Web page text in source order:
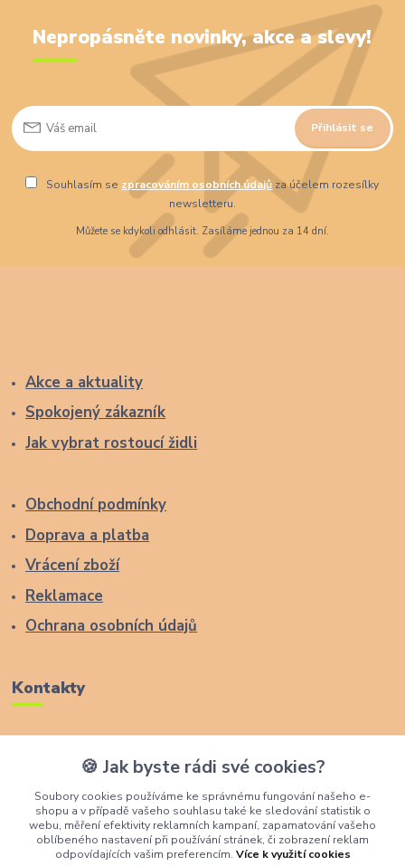
Nepropásněte novinky, akce a slevy!
Přihlásit se
Souhlasím se zpracováním osobních údajů za účelem rozesílky
newsletteru.
Můžete se kdykoli odhlásit. Zasíláme jednou za 14 dní.
Akce a aktuality
Spokojený zákazník
Jak vybrat rostoucí židli
Obchodní podmínky
Doprava a platba
Vrácení zboží
Reklamace
Ochrana osobních údajů
Kontakty
+420 774 291 043
info@rostouci-zidle.cz
🍪 Jak byste rádi své cookies?
Soubory cookies používáme ke správnému fungování našeho e-
shopu a v případě vašeho souhlasu také ke sledování statistik o
webu, měření efektivity reklamních kampaní, zapamatování vašeho
oblíbeného nastavení při používání stránek, či zobrazení reklam
odpovídajících vašim preferencím. Více k využití cookies